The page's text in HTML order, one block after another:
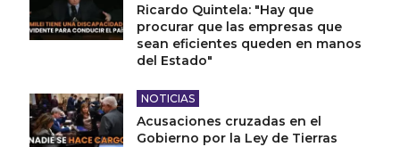
Ricardo Quintela: "Hay que
procurar que las empresas que
sean eficientes queden en manos
del Estado"
NOTICIAS
Acusaciones cruzadas en el
Gobierno por la Ley de Tierras